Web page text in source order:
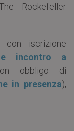
Rockefeller
con iscrizione
incontro a
obbligo di
in presenza),